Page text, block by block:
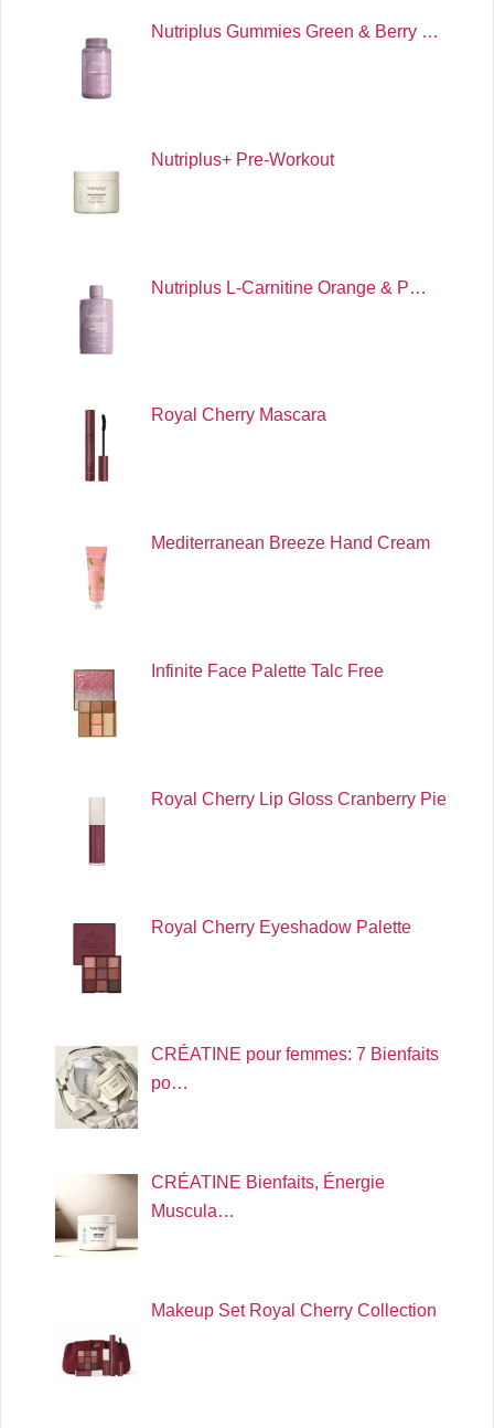
Nutriplus Gummies Green & Berry …
Nutriplus+ Pre-Workout
Nutriplus L-Carnitine Orange & P…
Royal Cherry Mascara
Mediterranean Breeze Hand Cream
Infinite Face Palette Talc Free
Royal Cherry Lip Gloss Cranberry Pie
Royal Cherry Eyeshadow Palette
CRÉATINE pour femmes: 7 Bienfaits
po…
CRÉATINE Bienfaits, Énergie
Muscula…
Makeup Set Royal Cherry Collection